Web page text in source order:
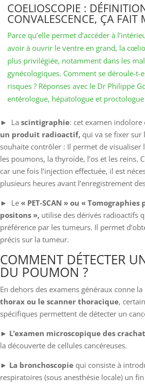
COELIOSCOPIE :
CONVALESCENCE, ÇA FAIT
Parce qu’elle permet d’accéder à
avoir à ouvrir le ventre en grand, la
plus privilégiée, notamment dans les
gynécologiques. Comment se déroule-t-
risques ? Réponses avec le Dr Philippe
entérologue, hépatologue et proctologue
​​​​​► La scintigraphie: cet examen indolore
un produit radioactif, qui va se fixer sur
souhaite contrôler : Il permet de visualiser
les poumons, la thyroïde, l’os et les reins.
car une fois l’injection effectuée, il est
plusieurs heures avant l’enregistrement
► Le « PET-SCAN » ou «
positons », utilise des dérivés radioactifs
préférence par les tumeurs. Il permet
précis sur la tumeur.
COMMENT DÉTECTER
DU POUMON ?
En dehors des examens généraux conne la
thorax ou le scanner thoracique,
spécifiques permettent de détecter un
► L’examen microscopique des
la découverte de cellules cancéreuses.
► La bronchoscopie qui consiste à
respiratoires (sous anesthésie locale) un